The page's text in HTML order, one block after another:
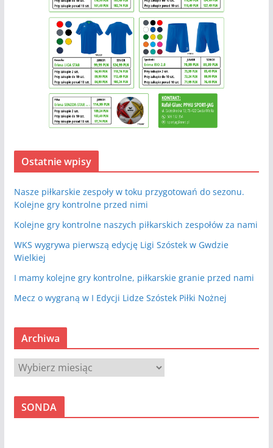
Ostatnie wpisy
Nasze piłkarskie zespoły w toku przygotowań do sezonu.
Kolejne gry kontrolne przed nimi
Kolejne gry kontrolne naszych piłkarskich zespołów za nami
WKS wygrywa pierwszą edycję Ligi Szóstek w Gwdzie
Wielkiej
I mamy kolejne gry kontrolne, piłkarskie granie przed nami
Mecz o wygraną w I Edycji Lidze Szóstek Piłki Nożnej
Archiwa
A
r
c
SONDA